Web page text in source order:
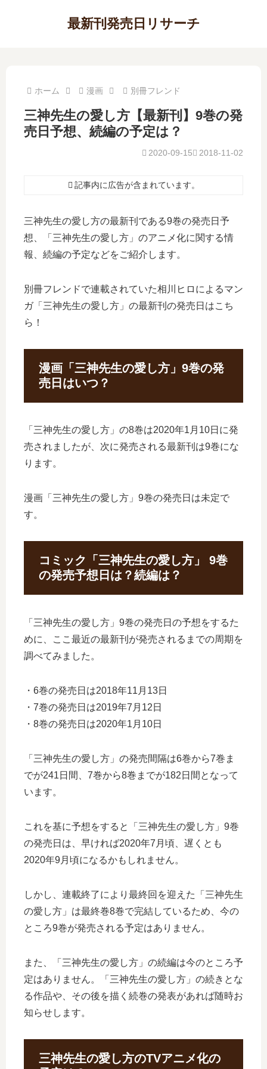
最新刊発売日リサーチ
ホーム 漫画 別冊フレンド
三神先生の愛し方【最新刊】9巻の発
売日予想、続編の予定は？
2018-11-02
2020-09-15
記事内に広告が含まれています。
三神先生の愛し方の最新刊である9巻の発売日予
想、「三神先生の愛し方」のアニメ化に関する情
報、続編の予定などをご紹介します。
別冊フレンドで連載されていた相川ヒロによるマン
ガ「三神先生の愛し方」の最新刊の発売日はこち
ら！
漫画「三神先生の愛し方」9巻の発
売日はいつ？
「三神先生の愛し方」の8巻は2020年1月10日に発
売されましたが、次に発売される最新刊は9巻にな
ります。
漫画「三神先生の愛し方」9巻の発売日は未定で
す。
コミック「三神先生の愛し方」 9巻
の発売予想日は？続編は？
「三神先生の愛し方」9巻の発売日の予想をするた
めに、ここ最近の最新刊が発売されるまでの周期を
調べてみました。
・6巻の発売日は2018年11月13日
・7巻の発売日は2019年7月12日
・8巻の発売日は2020年1月10日
「三神先生の愛し方」の発売間隔は6巻から7巻ま
でが241日間、7巻から8巻までが182日間となって
います。
これを基に予想をすると「三神先生の愛し方」9巻
の発売日は、早ければ2020年7月頃、遅くとも
2020年9月頃になるかもしれません。
しかし、連載終了により最終回を迎えた「三神先生
の愛し方」は最終巻8巻で完結しているため、今の
ところ9巻が発売される予定はありません。
また、「三神先生の愛し方」の続編は今のところ予
定はありません。「三神先生の愛し方」の続きとな
る作品や、その後を描く続巻の発表があれば随時お
知らせします。
三神先生の愛し方のTVアニメ化の